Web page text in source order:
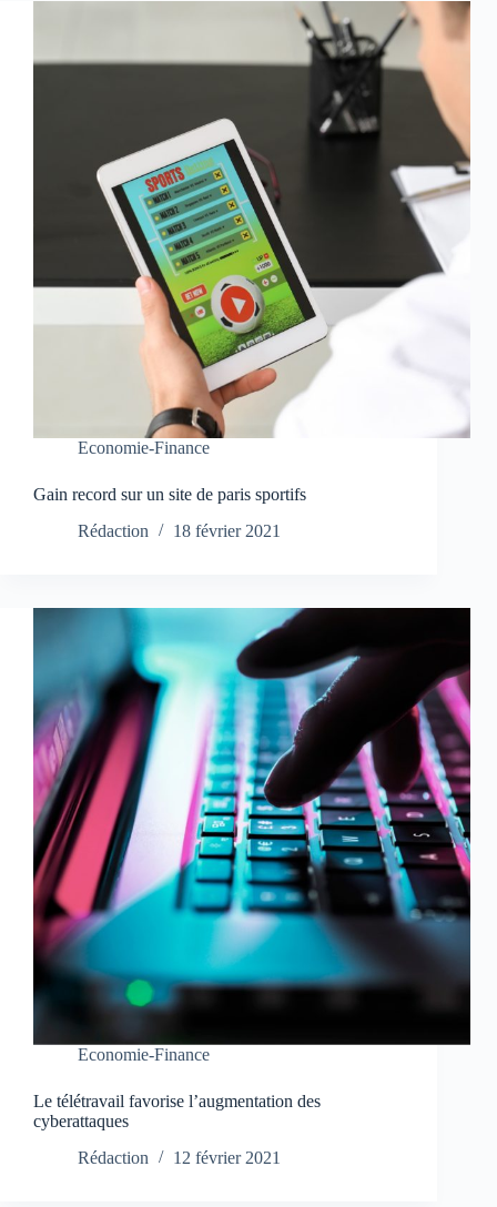
Economie-Finance
Gain record sur un site de paris sportifs
Rédaction
18 février 2021
Economie-Finance
Le télétravail favorise l’augmentation des
cyberattaques
Rédaction
12 février 2021